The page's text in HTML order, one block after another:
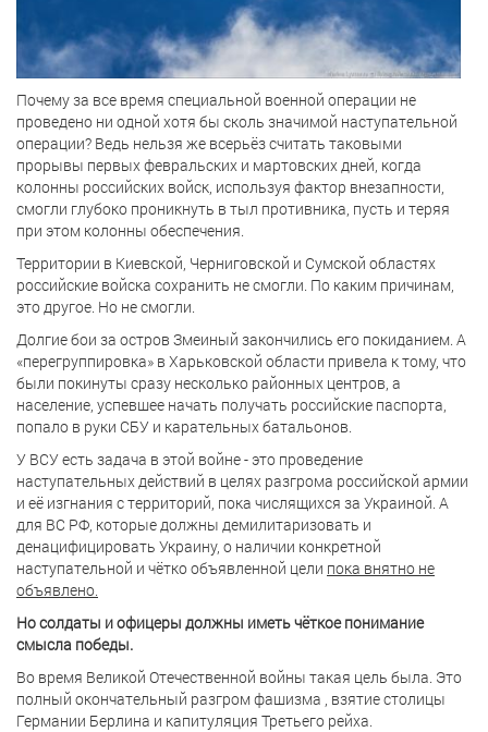
Почему за все время специальной военной операции не
проведено ни одной хотя бы сколь значимой наступательной
операции? Ведь нельзя же всерьёз считать таковыми
прорывы первых февральских и мартовских дней, когда
колонны российских войск, используя фактор внезапности,
смогли глубоко проникнуть в тыл противника, пусть и теряя
при этом колонны обеспечения.
Территории в Киевской, Черниговской и Сумской областях
российские войска сохранить не смогли. По каким причинам,
это другое. Но не смогли.
Долгие бои за остров Змеиный закончились его покиданием. А
«перегруппировка» в Харьковской области привела к тому, что
были покинуты сразу несколько районных центров, а
население, успевшее начать получать российские паспорта,
попало в руки СБУ и карательных батальонов.
У ВСУ есть задача в этой войне - это проведение
наступательных действий в целях разгрома российской армии
и её изгнания с территорий, пока числящихся за Украиной. А
для ВС РФ, которые должны демилитаризовать и
денацифицировать Украину, о наличии конкретной
наступательной и чётко объявленной цели пока внятно не
объявлено.
Но солдаты и офицеры должны иметь чёткое понимание
смысла победы.
Во время Великой Отечественной войны такая цель была. Это
полный окончательный разгром фашизма , взятие столицы
Германии Берлина и капитуляция Третьего рейха.